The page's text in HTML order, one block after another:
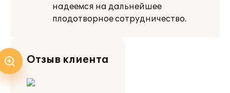
надеемся на дальнейшее
плодотворное сотрудничество.
Отзыв клиента